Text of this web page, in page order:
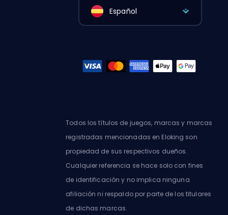
Español
Todos los títulos de juegos, marcas y marcas
registradas mencionadas en Eloking son
propiedad de sus respectivos dueños.
Cualquier referencia se hace solo con fines
de identificación y no implica ninguna
afiliación ni respaldo por parte de los titulares
de dichas marcas.